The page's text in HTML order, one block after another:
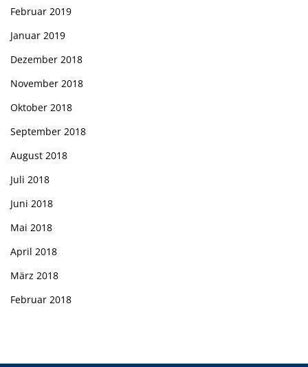
Februar 2019
Januar 2019
Dezember 2018
November 2018
Oktober 2018
September 2018
August 2018
Juli 2018
Juni 2018
Mai 2018
April 2018
März 2018
Februar 2018